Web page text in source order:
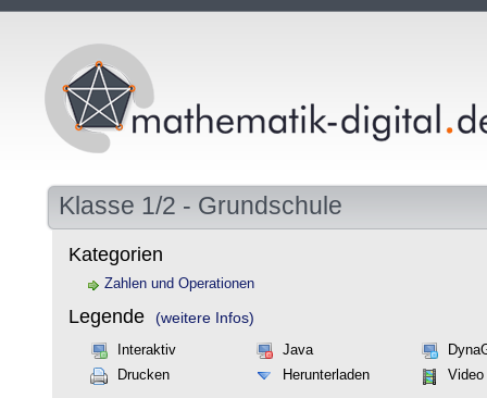
Klasse 1/2 - Grundschule
Kategorien
Zahlen und Operationen
Legende (weitere Infos)
Interaktiv Java
Drucken
Herunterladen Video